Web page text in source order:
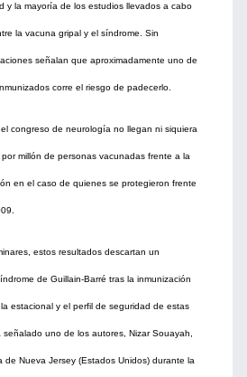
y la mayoría de los estudios llevados a cabo
la vacuna gripal y el síndrome. Sin
señalan que aproximadamente uno de
corre el riesgo de padecerlo.
congreso de neurología no llegan ni siquiera
millón de personas vacunadas frente a la
en el caso de quienes se protegieron frente
estos resultados descartan un
de Guillain-Barré tras la inmunización
estacional y el perfil de seguridad de estas
uno de los autores, Nizar Souayah,
de Nueva Jersey (Estados Unidos) durante la